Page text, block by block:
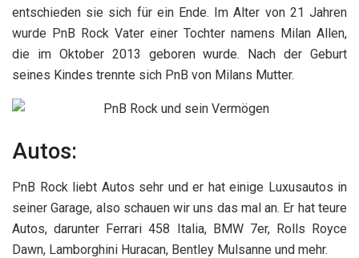
entschieden sie sich für ein Ende. Im Alter von 21 Jahren
wurde PnB Rock Vater einer Tochter namens Milan Allen,
die im Oktober 2013 geboren wurde. Nach der Geburt
seines Kindes trennte sich PnB von Milans Mutter.
Autos:
PnB Rock liebt Autos sehr und er hat einige Luxusautos in
seiner Garage, also schauen wir uns das mal an. Er hat teure
Autos, darunter Ferrari 458 Italia, BMW 7er, Rolls Royce
Dawn, Lamborghini Huracan, Bentley Mulsanne und mehr.